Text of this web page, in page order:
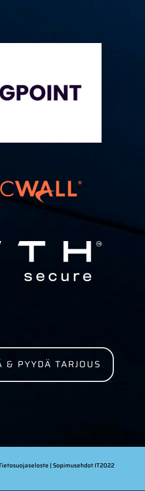
& PYYDÄ TARJOUS
| Sopimusehdot IT2022